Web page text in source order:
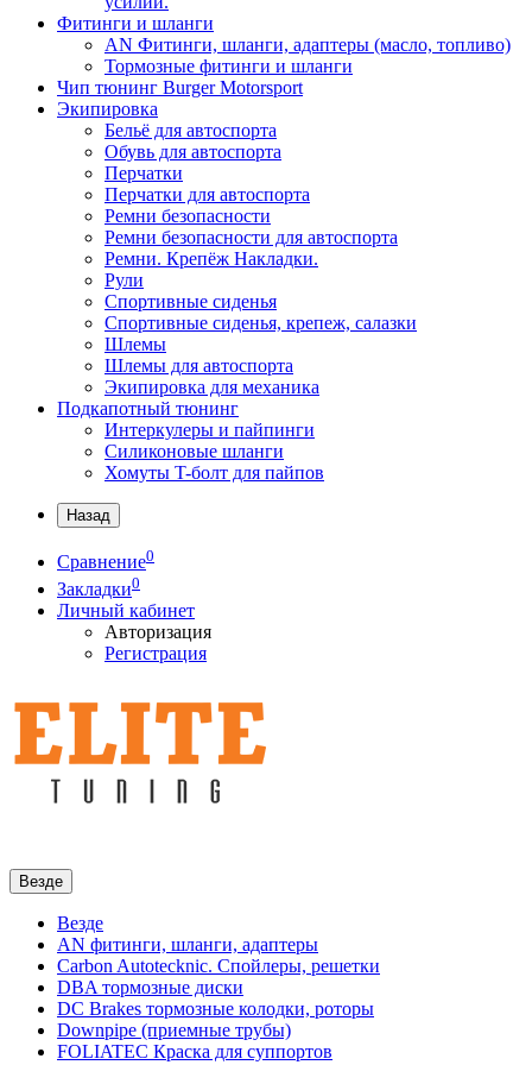
Фитинги и шланги
AN Фитинги, шланги, адаптеры (масло, топливо)
Тормозные фитинги и шланги
Чип тюнинг Burger Motorsport
Экипировка
Бельё для автоспорта
Обувь для автоспорта
Перчатки
Перчатки для автоспорта
Ремни безопасности
Ремни безопасности для автоспорта
Ремни. Крепёж Накладки.
Рули
Спортивные сиденья
Спортивные сиденья, крепеж, салазки
Шлемы
Шлемы для автоспорта
Экипировка для механика
Подкапотный тюнинг
Интеркулеры и пайпинги
Силиконовые шланги
Хомуты T-болт для пайпов
Назад
Сравнение0
Закладки0
Личный кабинет
Авторизация
Регистрация
Везде
Везде
AN фитинги, шланги, адаптеры
Carbon Autotecknic. Спойлеры, решетки
DBA тормозные диски
DC Brakes тормозные колодки, роторы
Downpipe (приемные трубы)
FOLIATEC Краска для суппортов